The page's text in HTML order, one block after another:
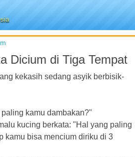
Dicium di Tiga Tempat
kekasih sedang asyik berbisik-
kamu dambakan?"
kucing berkata: "Hal yang paling
kamu bisa mencium diriku di 3